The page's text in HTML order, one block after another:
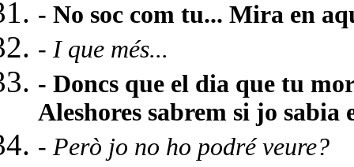
- No soc com tu... Mira en
- I que més...
- Doncs que el dia que tu
Aleshores sabrem si jo
- Però jo no ho podré veure?